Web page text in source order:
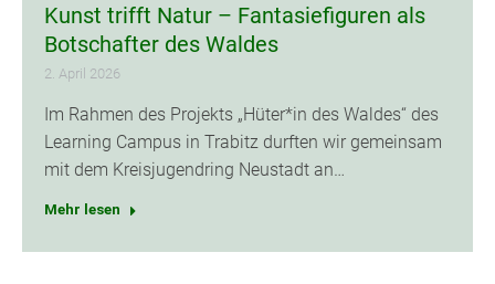
Kunst trifft Natur – Fantasiefiguren als
Botschafter des Waldes
2. April 2026
Im Rahmen des Projekts „Hüter*in des Waldes“ des
Learning Campus in Trabitz durften wir gemeinsam
mit dem Kreisjugendring Neustadt an…
Mehr lesen